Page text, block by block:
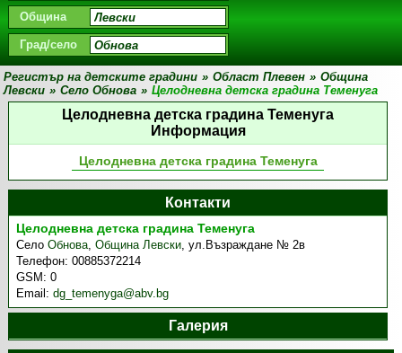
Община
Град/село
Регистър на детските градини » Област Плевен » Община
Левски » Село Обнова » Целодневна детска градина Теменуга
Целодневна детска градина Теменуга
Информация
Целодневна детска градина Теменуга
Контакти
Целодневна детска градина Теменуга
СелоОбнова,Община Левски,ул.Възраждане № 2в
Телефон:00885372214
GSM:0
Email:dg_temenyga@abv.bg
Галерия